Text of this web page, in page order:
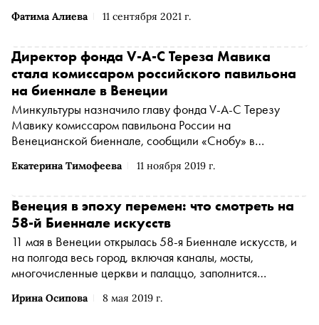
Фатима Алиева 11 сентября 2021 г.
написала на своемFacebook(Американская
Platforms Inc. по реализации продуктов ‒ социальных
сетей Facebook и Instagram запрещена на территории
России*)
Екатерина Тимофеева 11 ноября 2019 г.
Директор фонда V-A-C Тереза Мавика
стала комиссаром российского павильона
на биеннале в Венеции
Минкультуры назначило главу фонда V-A-C Терезу
Мавику комиссаром павильона России на
Венецианской биеннале, сообщили «Снобу» в
возложено стратегическое управление павильоном
Ирина Осипова 8 мая 2019 г.
Венеция в эпоху перемен: что смотреть на
58-й Биеннале искусств
11 мая в Венеции открылась 58-я Биеннале искусств, и
на полгода весь город, включая каналы, мосты,
многочисленные церкви и палаццо, заполнится
Посмотреть и впитать в себя всё — задача как минимум